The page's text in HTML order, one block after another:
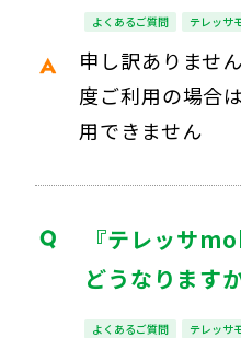
よくあるご質問 テレッサ
申し訳ありませ
度ご利用の場合
用できません
『テレッサ
どうなりますか
よくあるご質問 テレッサ